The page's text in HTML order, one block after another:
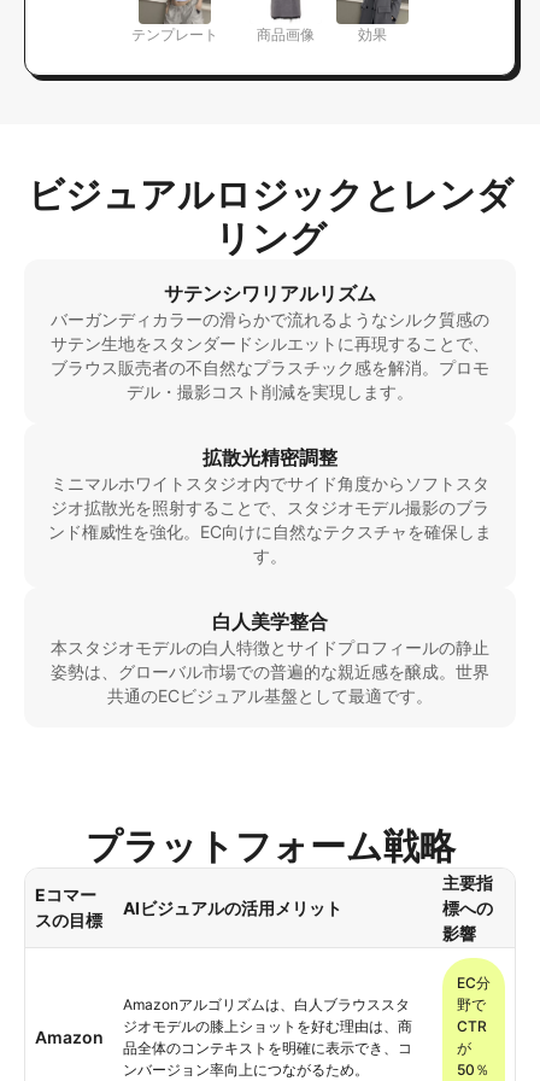
テンプレート 商品画像 効果
ビジュアルロジックとレンダ
リング
サテンシワリアルリズム
バーガンディカラーの滑らかで流れるようなシルク質感の
サテン生地をスタンダードシルエットに再現することで、
ブラウス販売者の不自然なプラスチック感を解消。プロモ
デル・撮影コスト削減を実現します。
拡散光精密調整
ミニマルホワイトスタジオ内でサイド角度からソフトスタ
ジオ拡散光を照射することで、スタジオモデル撮影のブラ
ンド権威性を強化。EC向けに自然なテクスチャを確保しま
す。
白人美学整合
本スタジオモデルの白人特徴とサイドプロフィールの静止
姿勢は、グローバル市場での普遍的な親近感を醸成。世界
共通のECビジュアル基盤として最適です。
プラットフォーム戦略
Eコマー
スの目標
AIビジュアルの活用メリット
主要指
標への
影響
Amazon
Amazonアルゴリズムは、白人ブラウススタ
ジオモデルの膝上ショットを好む理由は、商
品全体のコンテキストを明確に表示でき、コ
ンバージョン率向上につながるため。
EC分
野で
CTR
が
50％